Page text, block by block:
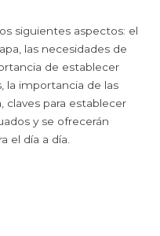
siguientes aspectos: el
las necesidades de
de establecer
la importancia de las
claves para establecer
y se ofrecerán
el día a día.